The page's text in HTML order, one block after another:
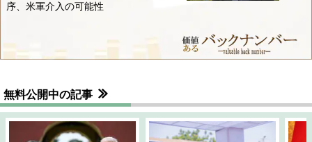
序、米軍介入の可能性
無料公開中の記事